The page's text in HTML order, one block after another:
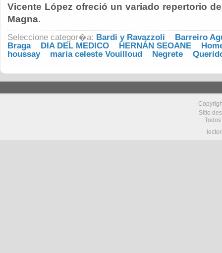
Vicente López ofreció un variado repertorio
Magna.
Seleccione categor�a: Bardi y Ravazzoli
Barreiro
Braga
DIA DEL MEDICO HERNÁN SEOANE
houssay
maria celeste Vouilloud Negrete
Sitio